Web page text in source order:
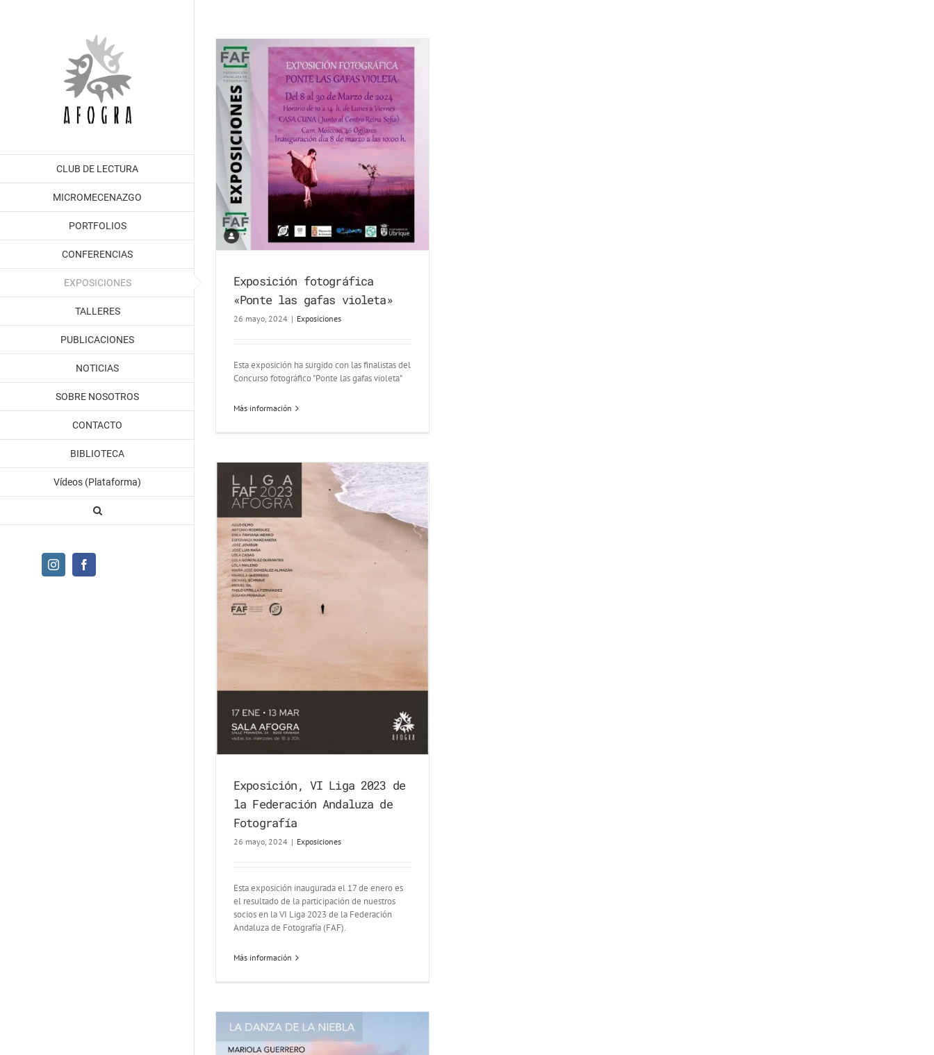
CLUB DE LECTURA
MICROMECENAZGO
PORTFOLIOS
CONFERENCIAS
EXPOSICIONES
TALLERES
PUBLICACIONES
NOTICIAS
SOBRE NOSOTROS
CONTACTO
BIBLIOTECA
Vídeos (Plataforma)
Instagram
Exposición fotográfica
«Ponte las gafas violeta»
26 mayo, 2024 | Exposiciones
Esta exposición ha surgido con las finalistas del
Concurso fotográfico "Ponte las gafas violeta"
Más información
Exposición, VI Liga 2023 de
la Federación Andaluza de
Fotografía
26 mayo, 2024 | Exposiciones
Esta exposición inaugurada el 17 de enero es
el resultado de la participación de nuestros
socios en la VI Liga 2023 de la Federación
Andaluza de Fotografía (FAF).
Más información